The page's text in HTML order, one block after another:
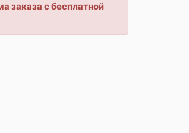
заказа с бесплатной